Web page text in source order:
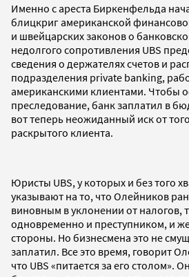
Именно с ареста Биркенфельда
блицкриг американской
и швейцарских законов о
недолгого сопротивления UBS
сведения о держателях счетов и
подразделения private banking,
американскими клиентами. Чтобы
преследование, банк заплатил в
вот теперь неожиданный иск от
раскрытого клиента.
Юристы UBS, у которых и без того
указывают на то, что Олейников
виновным в уклонении от налогов,
одновременно и преступником, и
стороны. Но бизнесмена это не
заплатил. Все это время, говорит
что UBS «питается за его столом».